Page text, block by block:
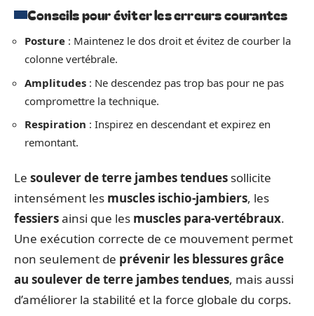
Conseils pour éviter les erreurs courantes
Posture : Maintenez le dos droit et évitez de courber la
colonne vertébrale.
Amplitudes : Ne descendez pas trop bas pour ne pas
compromettre la technique.
Respiration : Inspirez en descendant et expirez en
remontant.
Le soulever de terre jambes tendues sollicite
intensément les muscles ischio-jambiers, les
fessiersainsi que les muscles para-vertébraux.
Une exécution correcte de ce mouvement permet
non seulement de prévenir les blessures grâce
au soulever de terre jambes tendues, mais aussi
d’améliorer la stabilité et la force globale du corps.